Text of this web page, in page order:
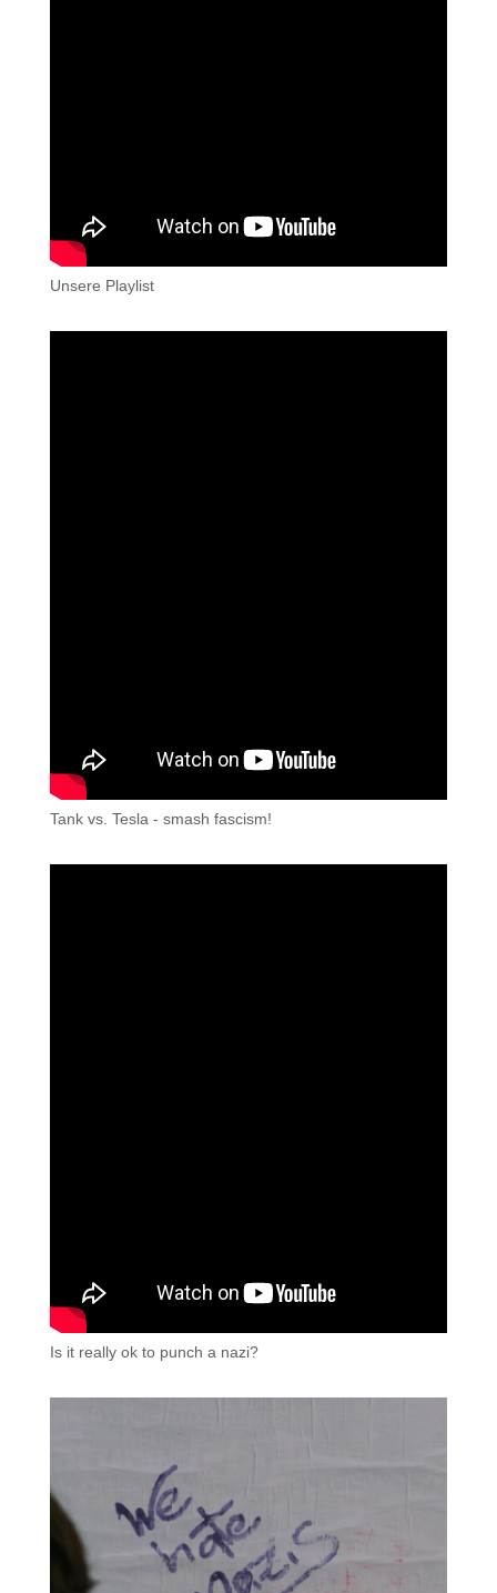
Unsere Playlist
Tank vs. Tesla - smash fascism!
Is it really ok to punch a nazi?